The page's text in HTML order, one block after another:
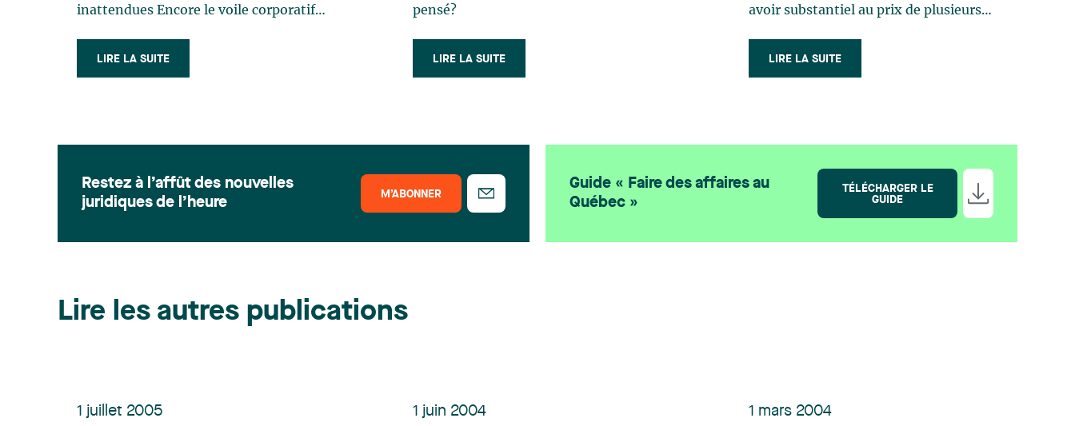
Restez à l’affût des nouvelles
juridiques de l’heure
M’ABONNER
Guide « Faire des affaires au
Québec »
TÉLÉCHARGER LE
GUIDE
Lire les autres publications
et des finances, Numéro 2
inattendues Encore le voile corporatif !
N’oubliez pas la fin d’année réputée !
LIRE LA SUITE
pensé?
LIRE LA SUITE
avoir substantiel au prix de plusieurs
actifs transférés à vos héritiers. Vous
envisagez aussi que ce transfert doive
LIRE LA SUITE
1 juillet 2005 1 juin 2004 1 mars 2004